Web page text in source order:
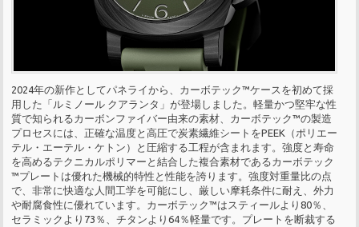
2024年の新作としてパネライから、カーボテック™ケースを初めて採
用した「ルミノール クアランタ」が登場しました。軽量かつ堅牢な性
質で知られるカーボンファイバー由来の素材、カーボテック™の製造
プロセスには、正確な温度と高圧で炭素繊維シートをPEEK（ポリエー
テル・エーテル・ケトン）と圧縮する工程が含まれます。強度と寿命
を高めるテクニカルポリマーと結合した複合素材であるカーボテック
™プレートは優れた機械的特性と性能を誇ります。強度対重量比の点
で、非常に快適な人間工学を可能にし、厳しい摩耗条件に耐え、外力
や耐腐食性に優れています。カーボテック™はスティールより80％、
セラミックより73％、チタンより64％軽量です。プレートを断裁する